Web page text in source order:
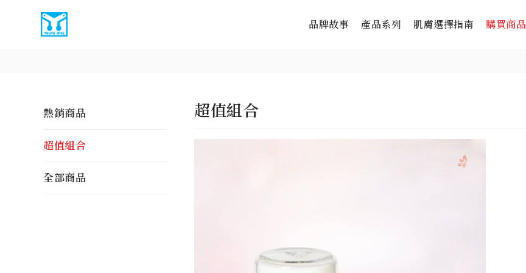
品牌故事 產品系列 肌膚選擇指南 購買商品
熱銷商品
超值組合
全部商品
超值組合